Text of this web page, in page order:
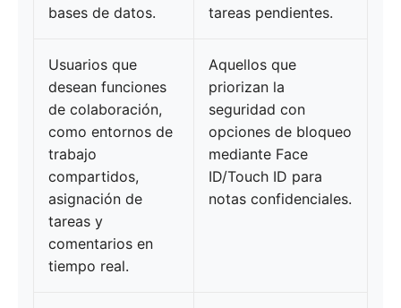
bases de datos.
tareas pendientes.
Usuarios que
desean funciones
de colaboración,
como entornos de
trabajo
compartidos,
asignación de
tareas y
comentarios en
tiempo real.
Aquellos que
priorizan la
seguridad con
opciones de bloqueo
mediante Face
ID/Touch ID para
notas confidenciales.